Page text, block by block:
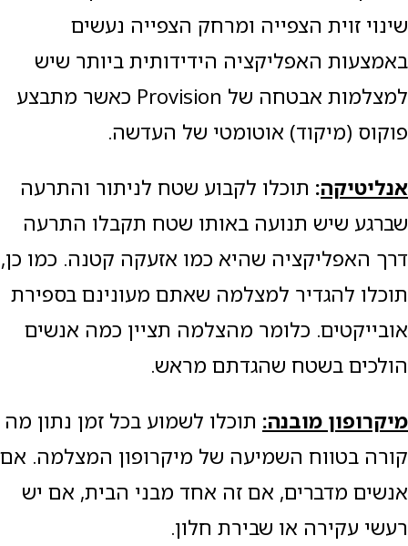
שינוי זוית הצפייה ומרחק הצפייה נעשים
באמצעות האפליקציה הידידותית ביותר שיש
למצלמות אבטחה של Provision כאשר מתבצע
פוקוס (מיקוד) אוטומטי של העדשה.
אנליטיקה: תוכלו לקבוע שטח לניתור והתרעה
שברגע שיש תנועה באותו שטח תקבלו התרעה
דרך האפליקציה שהיא כמו אזעקה קטנה. כמו כן,
תוכלו להגדיר למצלמה שאתם מעונינם בספירת
אובייקטים. כלומר מהצלמה תציין כמה אנשים
הולכים בשטח שהגדתם מראש.
מיקרופון מובנה: תוכלו לשמוע בכל זמן נתון מה
קורה בטווח השמיעה של מיקרופון המצלמה. אם
אנשים מדברים, אם זה אחד מבני הבית, אם יש
רעשי עקירה או שבירת חלון.